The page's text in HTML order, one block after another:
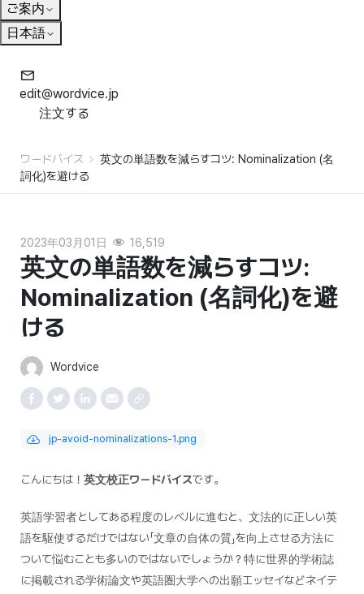
ご案内
日本語
edit@wordvice.jp
注文する
ワードバイス
英文の単語数を減らすコツ: Nominalization (名
詞化)を避ける
2023年03月01日 16,519
英文の単語数を減らすコツ:
Nominalization (名詞化)を避
ける
Wordvice
jp-avoid-nominalizations-1.png
こんにちは！ 英文校正ワードバイスです。
英語学習者としてある程度のレベルに進むと、文法的に正しい英
語を駆使するだけではない「文章の自体の質」を向上させる方法に
ついて悩むことも多いのではないでしょうか？特に世界的学術誌
に掲載される学術論文や英語圏大学への出願エッセイなどネイテ